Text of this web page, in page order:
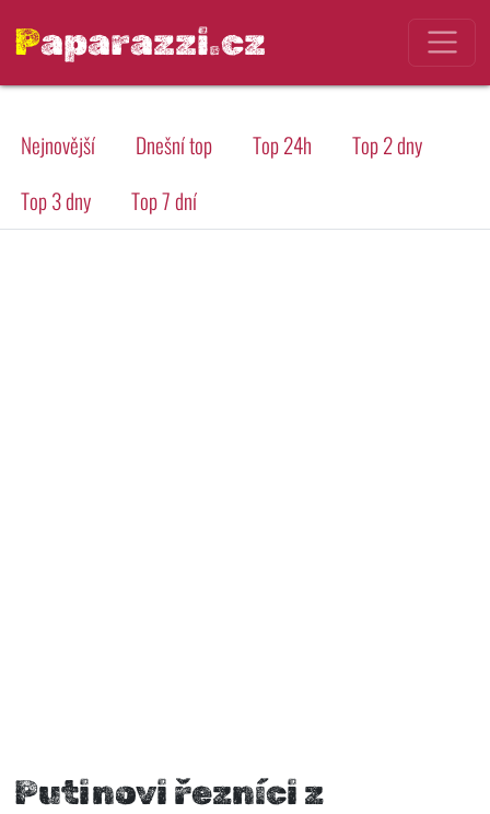
Paparazzi.cz
Nejnovější Dnešní top Top 24h
Top 2 dny
Top 3 dny
Top 7 dní
Putinovi řezníci z